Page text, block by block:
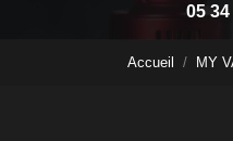
05
Accueil MY